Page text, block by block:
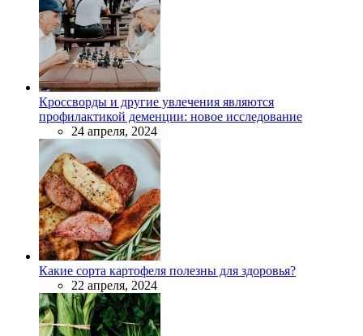
Кроссворды и другие увлечения являются
профилактикой деменции: новое исследование
24 апреля, 2024
Какие сорта картофеля полезны для здоровья?
22 апреля, 2024